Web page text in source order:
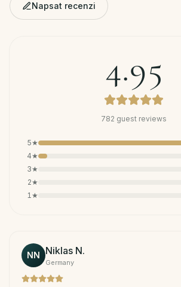
Napsat recenzi
4.95
782 guest reviews
5★
4★
3★
2★
1★
NN Niklas N.
Germany